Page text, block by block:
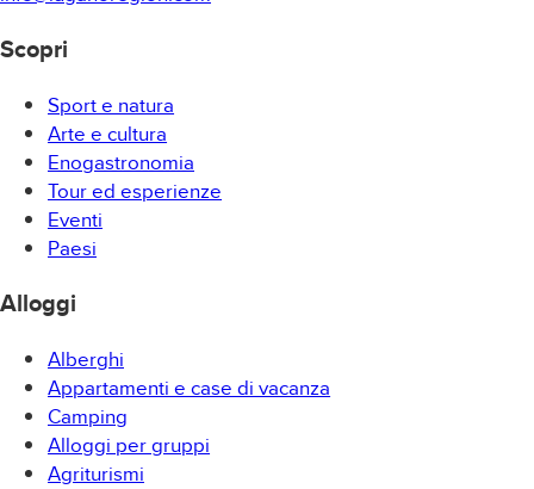
Scopri
Sport e natura
Arte e cultura
Enogastronomia
Tour ed esperienze
Eventi
Paesi
Alloggi
Alberghi
Appartamenti e case di vacanza
Camping
Alloggi per gruppi
Agriturismi